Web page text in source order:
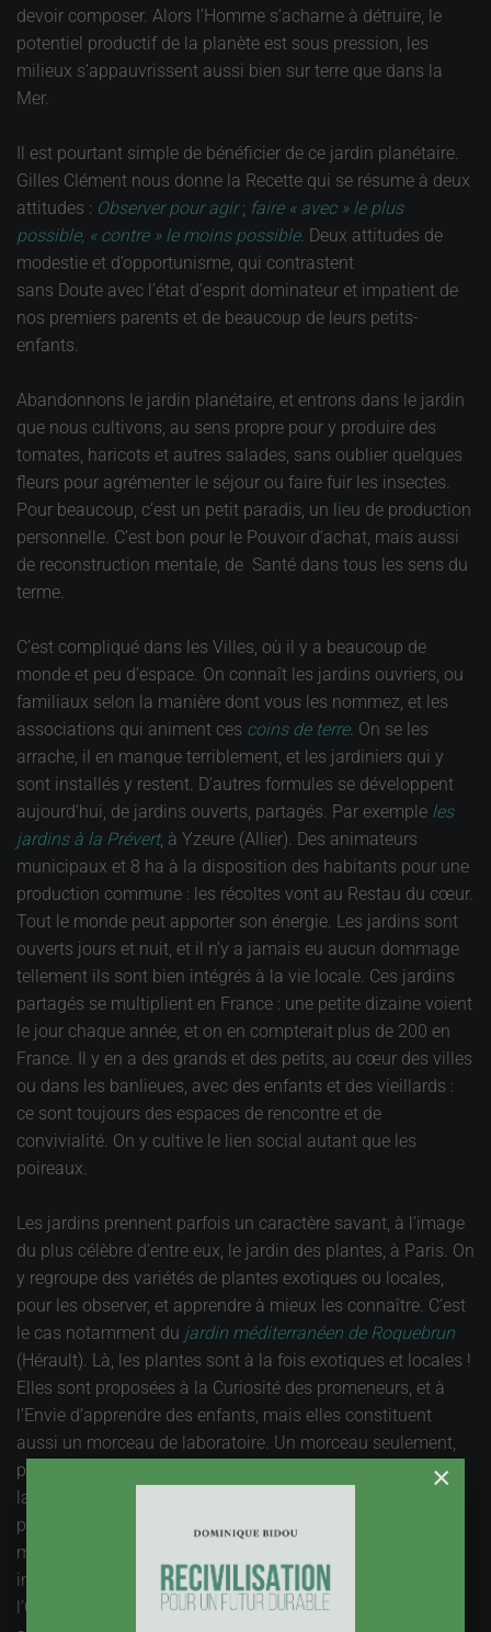
devoir composer. Alors l’Homme s’acharne à détruire, le
potentiel productif de la planète est sous pression, les
milieux s’appauvrissent aussi bien sur terre que dans la
Mer.
Il est pourtant simple de bénéficier de ce jardin planétaire.
Gilles Clément nous donne la Recette qui se résume à deux
attitudes : Observer pour agir; faire « avec » le plus
possible, « contre » le moins possible. Deux attitudes de
modestie et d’opportunisme, qui contrastent
sans Doute avec l’état d’esprit dominateur et impatient de
nos premiers parents et de beaucoup de leurs petits-
enfants.
Abandonnons le jardin planétaire, et entrons dans le jardin
que nous cultivons, au sens propre pour y produire des
tomates, haricots et autres salades, sans oublier quelques
fleurs pour agrémenter le séjour ou faire fuir les insectes.
Pour beaucoup, c’est un petit paradis, un lieu de production
personnelle. C’est bon pour le Pouvoir d’achat, mais aussi
de reconstruction mentale, de Santé dans tous les sens du
terme.
C’est compliqué dans les Villes, où il y a beaucoup de
monde et peu d’espace. On connaît les jardins ouvriers, ou
familiaux selon la manière dont vous les nommez, et les
associations qui animent ces coins de terre. On se les
arrache, il en manque terriblement, et les jardiniers qui y
sont installés y restent. D’autres formules se développent
aujourd’hui, de jardins ouverts, partagés. Par exemple les
jardins à la Prévert, à Yzeure (Allier). Des animateurs
municipaux et 8 ha à la disposition des habitants pour une
production commune : les récoltes vont au Restau du cœur.
Tout le monde peut apporter son énergie. Les jardins sont
ouverts jours et nuit, et il n’y a jamais eu aucun dommage
tellement ils sont bien intégrés à la vie locale. Ces jardins
partagés se multiplient en France : une petite dizaine voient
le jour chaque année, et on en compterait plus de 200 en
France. Il y en a des grands et des petits, au cœur des villes
ou dans les banlieues, avec des enfants et des vieillards :
ce sont toujours des espaces de rencontre et de
convivialité. On y cultive le lien social autant que les
poireaux.
Les jardins prennent parfois un caractère savant, à l’image
du plus célèbre d’entre eux, le jardin des plantes, à Paris. On
y regroupe des variétés de plantes exotiques ou locales,
pour les observer, et apprendre à mieux les connaître. C’est
le cas notamment du jardin méditerranéen de Roquebrun
(Hérault). Là, les plantes sont à la fois exotiques et locales !
Elles sont proposées à la Curiosité des promeneurs, et à
l’Envie d’apprendre des enfants, mais elles constituent
aussi un morceau de laboratoire. Un morceau seulement,
parce que le jardin travaille avec des universités et des
laboratoires d’entreprises. D’un simple conservatoire d’un
patrimoine biologique, ce qui est déjà pas mal, le jardin
méditerranéen devient un acteur économique. On s’y
intéresse au comportement de tel insecte indésirable chez
l’Olivier, comment le faire fuir sans agresser le milieu
×